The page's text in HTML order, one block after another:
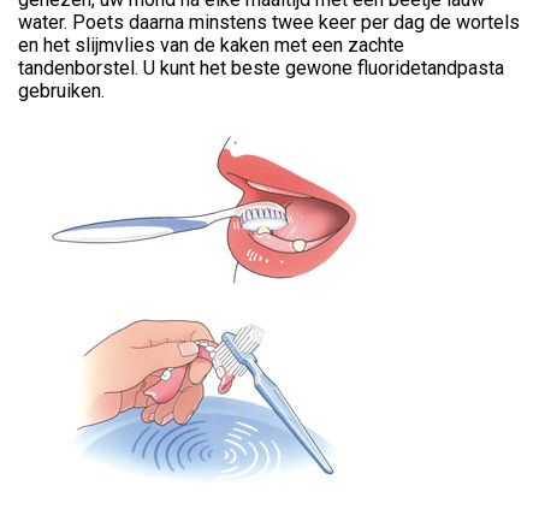
water. Poets daarna minstens twee keer per dag de wortels
en het slijmvlies van de kaken met een zachte
tandenborstel. U kunt het beste gewone fluoridetandpasta
gebruiken.